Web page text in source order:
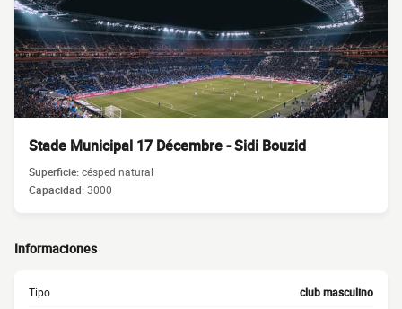
Stade Municipal 17 Décembre - Sidi Bouzid
Superficie:césped natural
Capacidad:3000
Informaciones
Tipo club masculino